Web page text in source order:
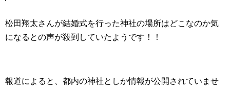
松田翔太さんが結婚式を行った神社の場所はどこなのか気
になるとの声が殺到していたようです！！
報道によると、都内の神社としか情報が公開されていませ